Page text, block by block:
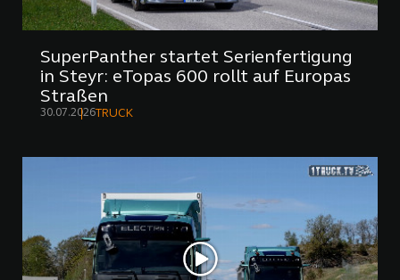
SuperPanther startet Serienfertigung
in Steyr: eTopas 600 rollt auf Europas
Straßen
30.07.2026 TRUCK